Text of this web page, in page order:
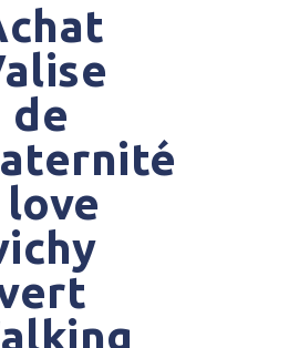
de
love